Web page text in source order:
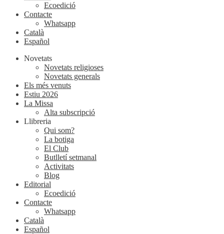
Ecoedició
Contacte
Whatsapp
Català
Español
Novetats
Novetats religioses
Novetats generals
Els més venuts
Estiu 2026
La Missa
Alta subscripció
Llibreria
Qui som?
La botiga
El Club
Butlletí setmanal
Activitats
Blog
Editorial
Ecoedició
Contacte
Whatsapp
Català
Español